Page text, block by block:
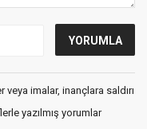
imalar, inançlara saldırı
yazılmış yorumlar